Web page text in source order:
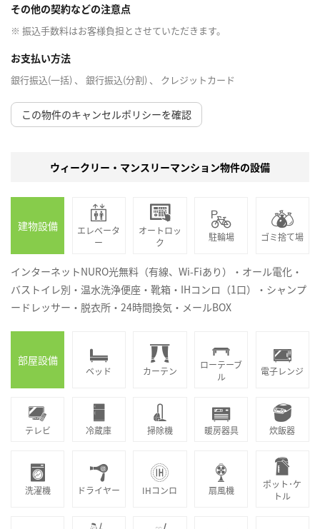
その他の契約などの注意点
※ 振込手数料はお客様負担とさせていただきます。
お支払い方法
銀行振込(一括) 、 銀行振込(分割) 、 クレジットカード
この物件のキャンセルポリシーを確認
ウィークリー・マンスリーマンション物件の設備
建物設備
エレベータ
ー
オートロッ
ク
駐輪場 ゴミ捨て場
インターネットNURO光無料（有線、Wi-Fiあり）・オール電化・
バストイレ別・温水洗浄便座・靴箱・IHコンロ（1口）・シャンプ
ードレッサー・脱衣所・24時間換気・メールBOX
部屋設備
ベッド カーテン
ローテーブ
ル
電子レンジ
テレビ 冷蔵庫 掃除機 暖房器具 炊飯器
洗濯機 ドライヤー IHコンロ 扇風機
ポット･ケ
トル